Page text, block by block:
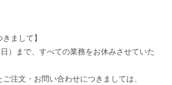
まして】
）まで、すべての業務をお休みさせていた
注文・お問い合わせにつきましては、